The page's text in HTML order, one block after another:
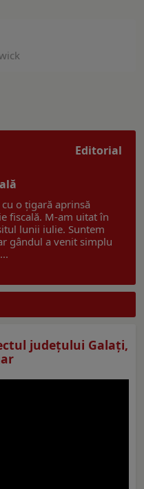
Editorial
o țigară aprinsă
fiscală. M-am uitat în
lunii iulie. Suntem
gândul a venit simplu
judeţului Galaţi,